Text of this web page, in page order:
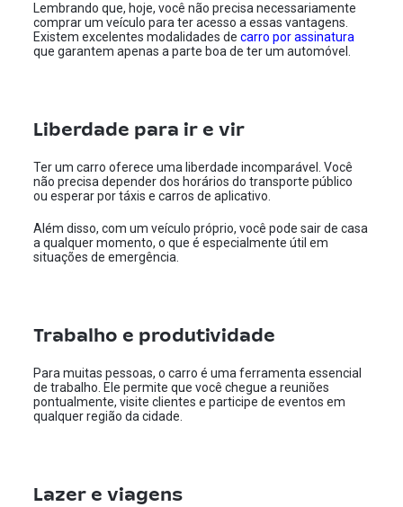
Lembrando que, hoje, você não precisa necessariamente
comprar um veículo para ter acesso a essas vantagens.
Existem excelentes modalidades decarro por assinatura
que garantem apenas a parte boa de ter um automóvel.
Liberdade para ir e vir
Ter um carro oferece uma liberdade incomparável. Você
não precisa depender dos horários do transporte público
ou esperar por táxis e carros de aplicativo.
Além disso, com um veículo próprio, você pode sair de casa
a qualquer momento, o que é especialmente útil em
situações de emergência.
Trabalho e produtividade
Para muitas pessoas, o carro é uma ferramenta essencial
de trabalho. Ele permite que você chegue a reuniões
pontualmente, visite clientes e participe de eventos em
qualquer região da cidade.
Lazer e viagens